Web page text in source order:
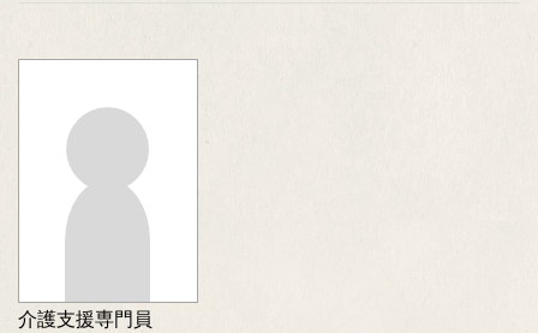
介護支援専門員